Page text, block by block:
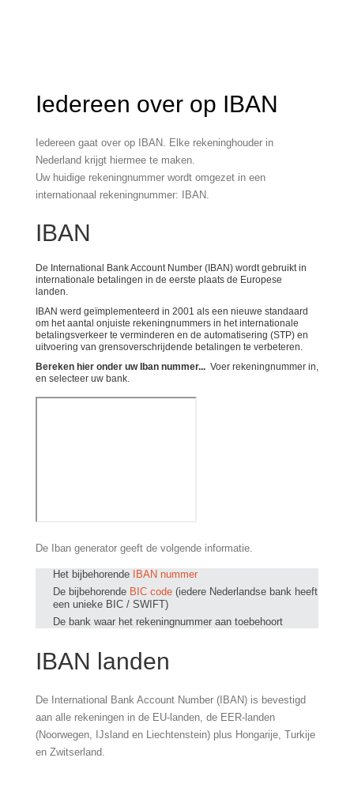
Iedereen over op IBAN
Iedereen gaat over op IBAN. Elke rekeninghouder in
Nederland krijgt hiermee te maken.
Uw huidige rekeningnummer wordt omgezet in een
internationaal rekeningnummer: IBAN.
IBAN
De International Bank Account Number (IBAN) wordt gebruikt in
internationale betalingen in de eerste plaats de Europese
landen.
IBAN werd geïmplementeerd in 2001 als een nieuwe standaard
om het aantal onjuiste rekeningnummers in het internationale
betalingsverkeer te verminderen en de automatisering (STP) en
uitvoering van grensoverschrijdende betalingen te verbeteren.
Bereken hier onder uw Iban nummer... Voer rekeningnummer in,
en selecteer uw bank.
De Iban generator geeft de volgende informatie.
Het bijbehorende
IBAN nummer
De bijbehorende BIC code(iedere Nederlandse bank heeft
een unieke BIC / SWIFT)
De bank waar het rekeningnummer aan toebehoort
IBAN landen
De International Bank Account Number (IBAN) is bevestigd
aan alle rekeningen in de EU-landen, de EER-landen
(Noorwegen, IJsland en Liechtenstein) plus Hongarije, Turkije
en Zwitserland.